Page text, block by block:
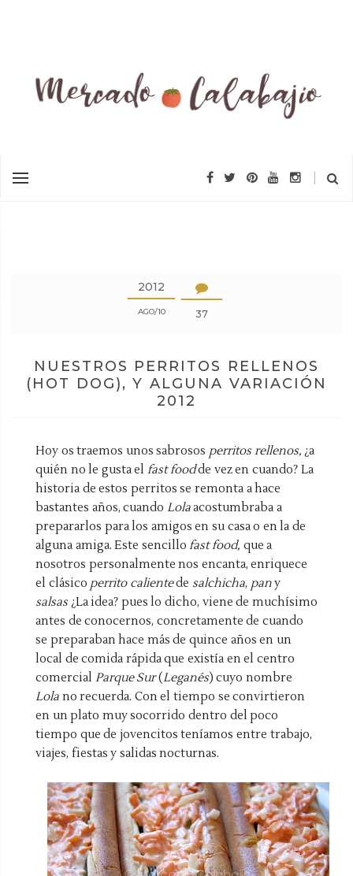
2012
AGO 10 37
NUESTROS PERRITOS RELLENOS
(HOT DOG), Y ALGUNA VARIACIÓN
2012
Hoy os traemos unos sabrosos perritos rellenos, ¿a
quién no le gusta el fast foodde vez en cuando? La
historia de estos perritos se remonta a hace
bastantes años, cuando Lolaacostumbraba a
prepararlos para los amigos en su casa o en la de
alguna amiga. Este sencillofast food, que a
nosotros personalmente nos encanta, enriquece
el clásico perrito calientede salchicha, pany
salsas¿La idea? pues lo dicho, viene de muchísimo
antes de conocernos, concretamente de cuando
se preparaban hace más de quince años en un
local de comida rápida que existía en el centro
comercial Parque Sur(Leganés) cuyo nombre
Lola no recuerda. Con el tiempo se convirtieron
en un plato muy socorrido dentro del poco
tiempo que de jovencitos teníamos entre trabajo,
viajes, fiestas y salidas nocturnas.